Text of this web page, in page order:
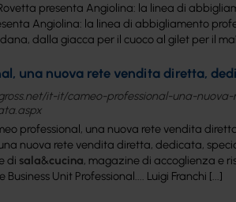
presenta Angiolina: la linea di
Angiolina: la linea di abbigliamento
dalla giacca per il cuoco al gilet per il
una nuova rete vendita diretta,
it-it/cameo-professional-una-
professional, una nuova rete vendita
nuova rete vendita diretta, dedicata,
di sala&cucina, magazine di accoglienza e
Unit Professional.... Luigi Franchi [...]